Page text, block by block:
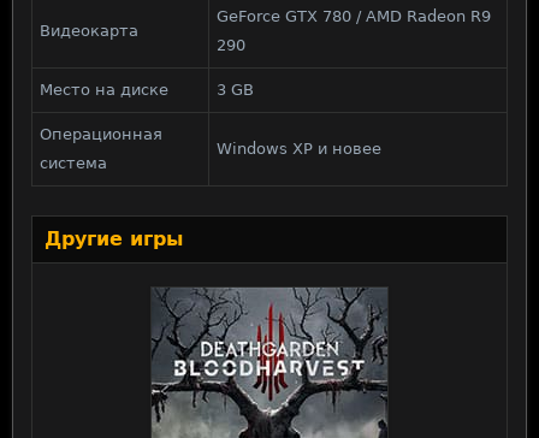
Видеокарта
GeForce GTX 780 / AMD Radeon R9
290
Место на диске 3 GB
Операционная
система
Windows XP и новее
Другие игры